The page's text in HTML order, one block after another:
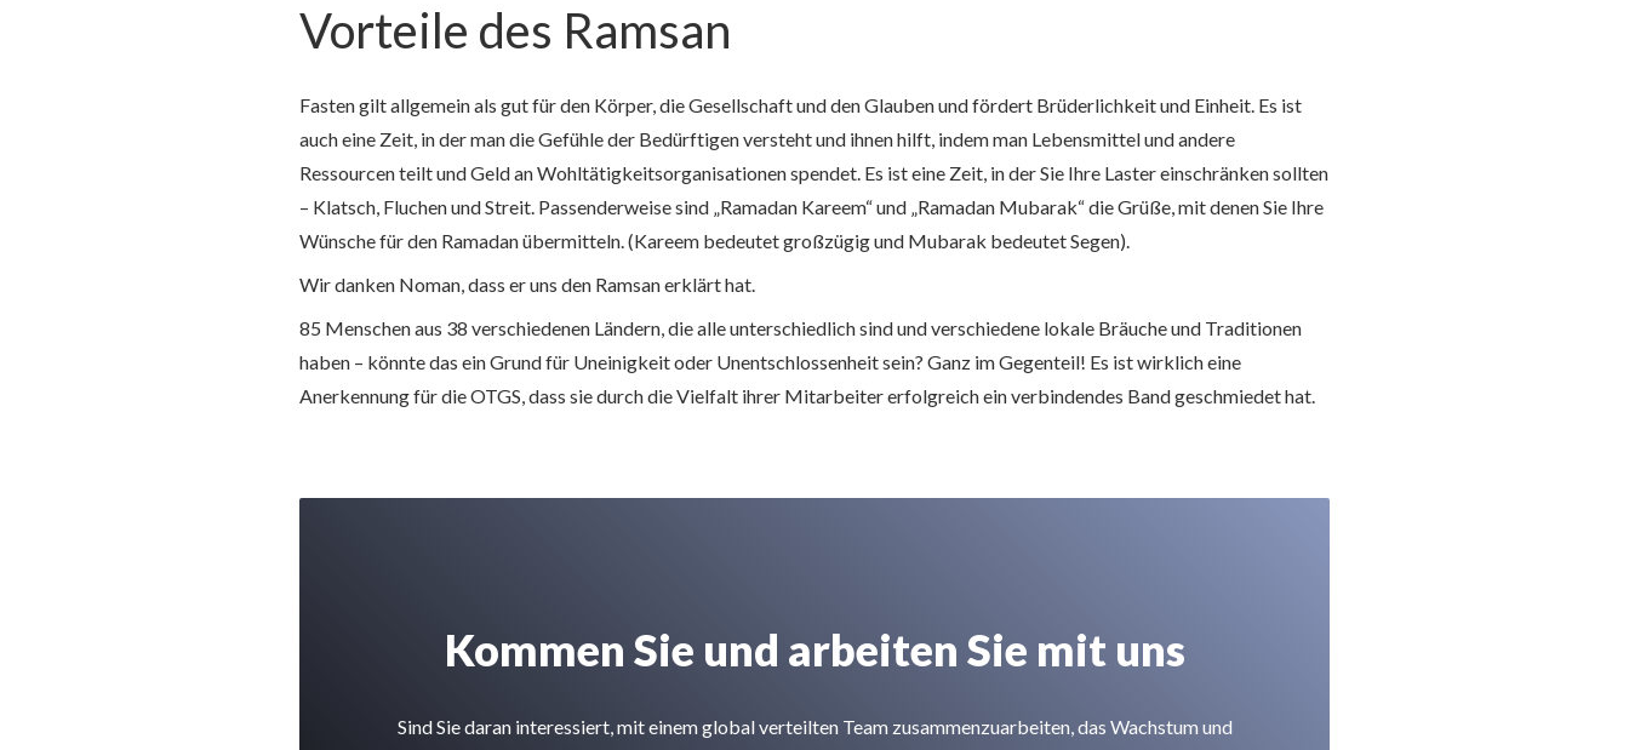
Vorteile des Ramsan
Fasten gilt allgemein als gut für den Körper, die Gesellschaft und den Glauben und fördert Brüderlichkeit und Einheit. Es ist
auch eine Zeit, in der man die Gefühle der Bedürftigen versteht und ihnen hilft, indem man Lebensmittel und andere
Ressourcen teilt und Geld an Wohltätigkeitsorganisationen spendet. Es ist eine Zeit, in der Sie Ihre Laster einschränken sollten
– Klatsch, Fluchen und Streit. Passenderweise sind „Ramadan Kareem“ und „Ramadan Mubarak“ die Grüße, mit denen Sie Ihre
Wünsche für den Ramadan übermitteln. (Kareem bedeutet großzügig und Mubarak bedeutet Segen).
Wir danken Noman, dass er uns den Ramsan erklärt hat.
85 Menschen aus 38 verschiedenen Ländern, die alle unterschiedlich sind und verschiedene lokale Bräuche und Traditionen
haben – könnte das ein Grund für Uneinigkeit oder Unentschlossenheit sein? Ganz im Gegenteil! Es ist wirklich eine
Anerkennung für die OTGS, dass sie durch die Vielfalt ihrer Mitarbeiter erfolgreich ein verbindendes Band geschmiedet hat.
Kommen Sie und arbeiten Sie mit uns
Sind Sie daran interessiert, mit einem global verteilten Team zusammenzuarbeiten, das Wachstum und